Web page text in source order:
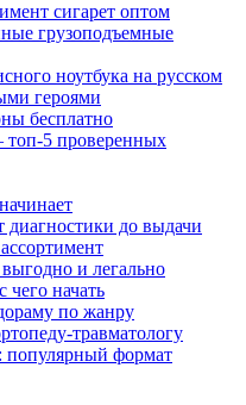
сигарет оптом
грузоподъемные
ноутбука на русском
героями
бесплатно
топ-5 проверенных
до выдачи
и легально
начать
по жанру
травматологу
формат